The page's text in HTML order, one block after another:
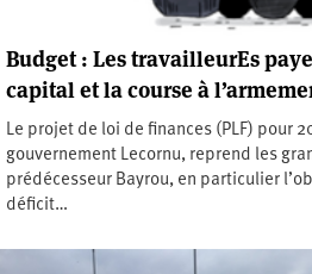
Budget : Les travailleurEs
capital et la course à
Le projet de loi de finances (PLF) pour
gouvernement Lecornu, reprend les
prédécesseur Bayrou, en particulier
déficit…